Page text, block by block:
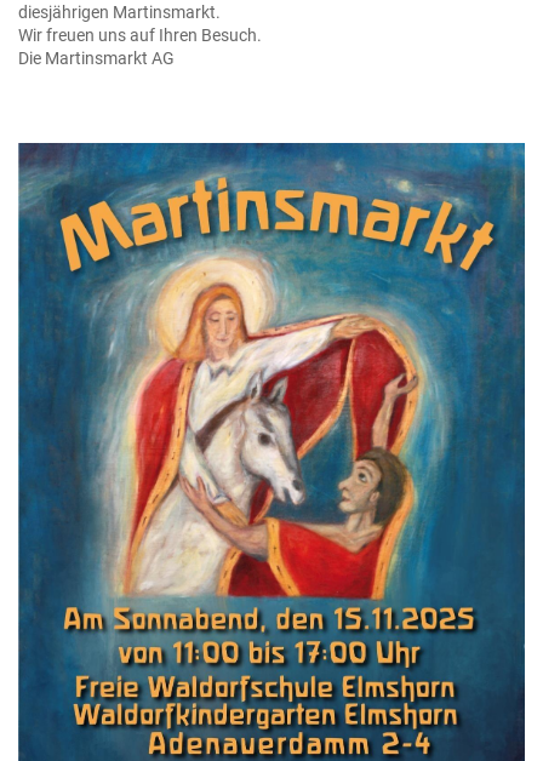
diesjährigen Martinsmarkt.
Wir freuen uns auf Ihren Besuch.
Die Martinsmarkt AG